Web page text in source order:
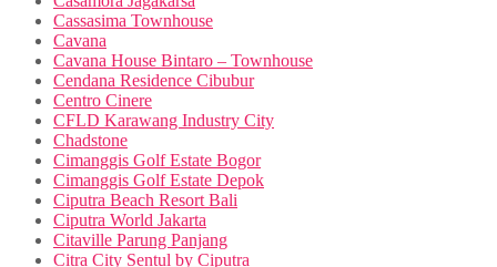
Cassasima Townhouse
Cavana
Cavana House Bintaro – Townhouse
Cendana Residence Cibubur
Centro Cinere
CFLD Karawang Industry City
Chadstone
Cimanggis Golf Estate Bogor
Cimanggis Golf Estate Depok
Ciputra Beach Resort Bali
Ciputra World Jakarta
Citaville Parung Panjang
Citra City Sentul by Ciputra